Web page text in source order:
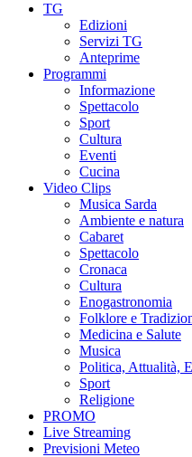
TG
Edizioni
Servizi TG
Anteprime
Programmi
Informazione
Spettacolo
Sport
Cultura
Eventi
Cucina
Video Clips
Musica Sarda
Ambiente e natura
Cabaret
Spettacolo
Cronaca
Cultura
Enogastronomia
Folklore e
Medicina e Salute
Musica
Politica, Attualità,
Sport
Religione
PROMO
Live Streaming
Previsioni Meteo